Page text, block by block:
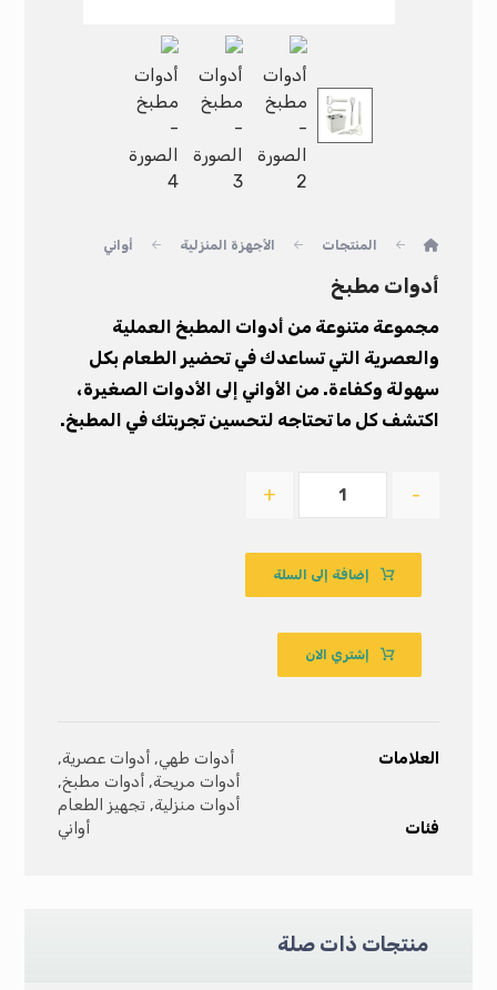
المنتجات الأجهزة المنزلية أواني
أدوات مطبخ
مجموعة متنوعة من أدوات المطبخ العملية
والعصرية التي تساعدك في تحضير الطعام بكل
سهولة وكفاءة. من الأواني إلى الأدوات الصغيرة،
اكتشف كل ما تحتاجه لتحسين تجربتك في المطبخ.
-
+
إضافة إلى السلة
إشتري الان
العلامات أدوات طهي, أدوات عصرية,
أدوات مريحة, أدوات مطبخ,
أدوات منزلية, تجهيز الطعام
فئات
أواني
منتجات ذات صلة